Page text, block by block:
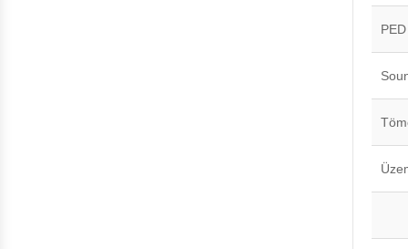
PED